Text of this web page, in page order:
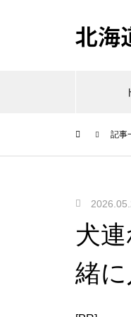
北海
記事
犬
緒